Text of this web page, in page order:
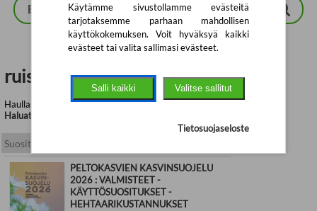
ruisku | ProAgrian verkkokauppa
Haullasi löytyi yhteensä 3 tuotetta
Haluatko tarkentaa hakukriteerejä?
PELTOKASVIEN KASVINSUOJELU
2026 : VALMISTEET -
KÄYTTÖSUOSITUKSET -
HEHTAARIKUSTANNUKSET
Käytämme sivustollamme evästeitä
tarjotaksemme parhaan mahdollisen
käyttökokemuksen. Voit hyväksyä kaikki
evästeet tai valita sallimasi evästeet.
Salli kaikki Valitse sallitut
Tietosuojaseloste